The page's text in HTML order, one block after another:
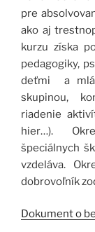
pre
ako aj
kurzu získa
pedagogiky,
deťmi a
skupinou,
riadenie
hier…).
špeciálnych
vzdeláva.
dobrovoľník
Dokument o